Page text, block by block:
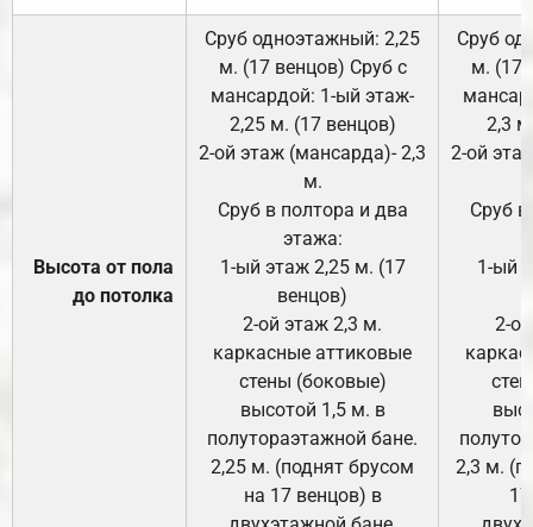
Высота от пола
до потолка
Сруб одноэтажный: 2,25
м. (17 венцов) Сруб с
мансардой: 1-ый этаж-
2,25 м. (17 венцов)
2-ой этаж (мансарда)- 2,3
м.
Сруб в полтора и два
этажа:
1-ый этаж 2,25 м. (17
венцов)
2-ой этаж 2,3 м.
каркасные аттиковые
стены (боковые)
высотой 1,5 м. в
полутораэтажной бане.
2,25 м. (поднят брусом
на 17 венцов) в
Сруб
м. (17
2,3
2-ой
Сруб
1-ый
2-
2,3 м.